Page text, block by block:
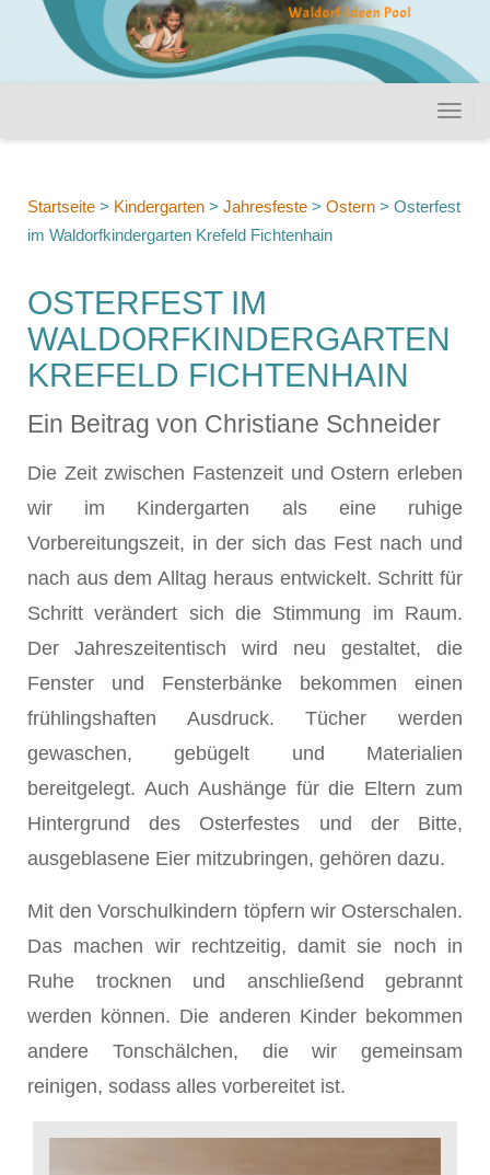
Startseite > Kindergarten > Jahresfeste > Ostern > Osterfest
im Waldorfkindergarten Krefeld Fichtenhain
OSTERFEST IM
WALDORFKINDERGARTEN
KREFELD FICHTENHAIN
Ein Beitrag von Christiane Schneider
Die Zeit zwischen Fastenzeit und Ostern erleben
wir im Kindergarten als eine ruhige
Vorbereitungszeit, in der sich das Fest nach und
nach aus dem Alltag heraus entwickelt. Schritt für
Schritt verändert sich die Stimmung im Raum.
Der Jahreszeitentisch wird neu gestaltet, die
Fenster und Fensterbänke bekommen einen
frühlingshaften Ausdruck. Tücher werden
gewaschen, gebügelt und Materialien
bereitgelegt. Auch Aushänge für die Eltern zum
Hintergrund des Osterfestes und der Bitte,
ausgeblasene Eier mitzubringen, gehören dazu.
Mit den Vorschulkindern töpfern wir Osterschalen.
Das machen wir rechtzeitig, damit sie noch in
Ruhe trocknen und anschließend gebrannt
werden können. Die anderen Kinder bekommen
andere Tonschälchen, die wir gemeinsam
reinigen, sodass alles vorbereitet ist.